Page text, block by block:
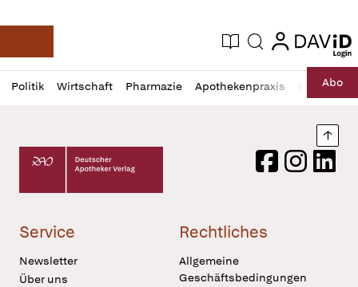
Deutsche Apotheker Zeitung
Aktuelle Ausgabe
Suche login
login
Politik Wirtschaft Pharmazie Apothekenpraxis RechtAbo
Profil
öffnen
Daz
Pur
Deutscher Apotheker Verlag Logo
FacebookInstagram
Service
Newsletter
Über uns
Rechtliches
Allgemeine
Geschäftsbedingungen